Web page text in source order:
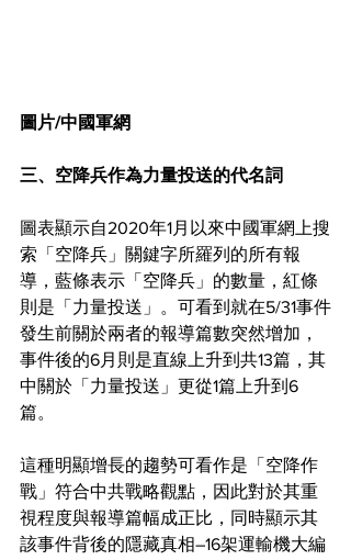
圖片/中國軍網
三、空降兵作為力量投送的代名詞
圖表顯示自2020年1月以來中國軍網上搜
索「空降兵」關鍵字所羅列的所有報
導，藍條表示「空降兵」的數量，紅條
則是「力量投送」。可看到就在5/31事件
發生前關於兩者的報導篇數突然增加，
事件後的6月則是直線上升到共13篇，其
中關於「力量投送」更從1篇上升到6
篇。
這種明顯增長的趨勢可看作是「空降作
戰」符合中共戰略觀點，因此對於其重
視程度與報導篇幅成正比，同時顯示其
該事件背後的隱藏真相–16架運輸機大編